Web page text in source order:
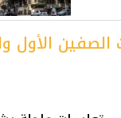
الأول